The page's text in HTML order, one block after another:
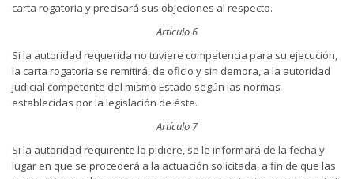
carta rogatoria y precisará sus objeciones al respecto.
Artículo 6
Si la autoridad requerida no tuviere competencia para su ejecución,
la carta rogatoria se remitirá, de oficio y sin demora, a la autoridad
judicial competente del mismo Estado según las normas
establecidas por la legislación de éste.
Artículo 7
Si la autoridad requirente lo pidiere, se le informará de la fecha y
lugar en que se procederá a la actuación solicitada, a fin de que las